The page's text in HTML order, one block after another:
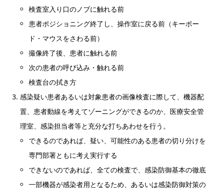
検査室入り口のノブに触れる前
患者ポジショニング終了し、操作室に戻る前（キーボー
ド・マウスをさわる前）
撮像終了後、患者に触れる前
次の患者の呼び込み・触れる前
検査台の拭き方
感染疑い患者あるいは対象患者の画像検査に際して、機器配
置、患者動線を考えてゾーニングができるのか、医療安全管
理室、感染担当者等と充分な打ちあわせを行う。
できるのであれば、疑い、可能性のある患者の切り分けを
専門部署ともに考え実行する
できないのであれば、全ての検査で、感染防御基本の徹底
一部機器が感染者用となるため、あるいは感染防御対策の